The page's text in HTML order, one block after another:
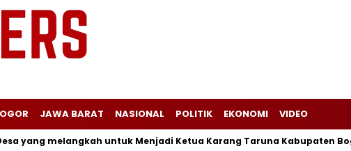
JAWA BARAT NASIONAL POLITIK EKONOMI VIDEO
untuk Menjadi Ketua Karang Taruna Kabupaten Bogor